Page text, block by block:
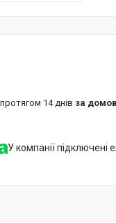
14 днів за
У компанії підключені